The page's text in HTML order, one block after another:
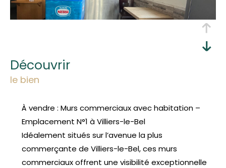
découvrir
le bien
À vendre : Murs commerciaux avec habitation –
Emplacement N°1 à Villiers-le-Bel
Idéalement situés sur l’avenue la plus
commerçante de Villiers-le-Bel, ces murs
commerciaux offrent une visibilité exceptionnelle